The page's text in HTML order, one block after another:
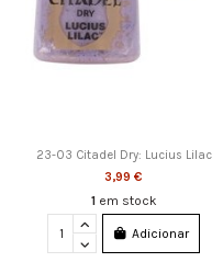
23-03 Citadel Dry: Lucius Lilac
3,99 €
1 em stock
Adicionar